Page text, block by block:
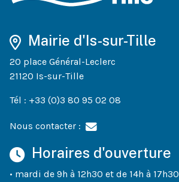
Mairie d'Is-sur-Tille
20 place Général-Leclerc
21120 Is-sur-Tille
Tél : +33 (0)3 80 95 02 08
Nous contacter :
Horaires d'ouverture
• mardi de 9h à 12h30 et de 14h à 17h30